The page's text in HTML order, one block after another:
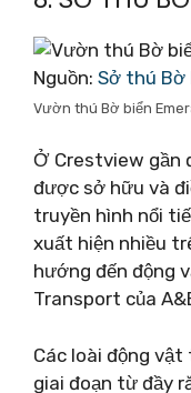
Nguồn: Sở thú Bờ
Vườn thú Bờ biển
Ở Crestview gần
được sở hữu và
truyền hình nổi
xuất hiện nhiều
hướng đến động
Transport của
Các loài động
giai đoạn từ đầy